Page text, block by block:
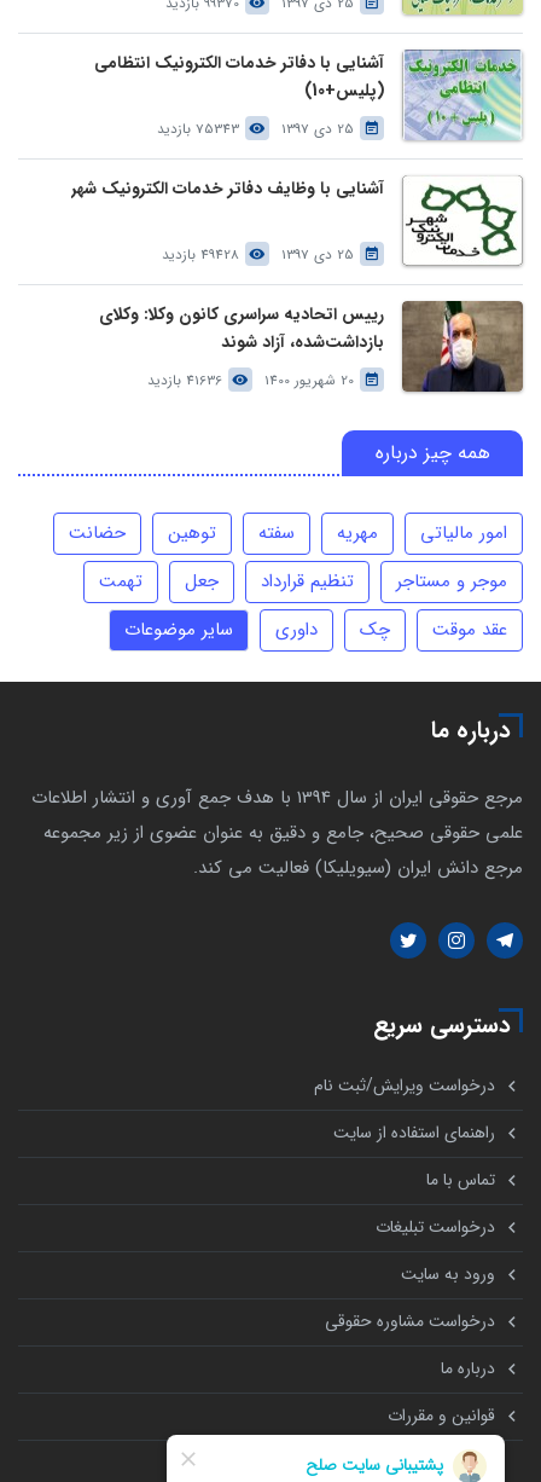
آشنایی با دفاتر خدمات الکترونیک انتظامی
(پلیس+10)
25 دی 1397 75343 بازدید
آشنایی با وظایف دفاتر خدمات الکترونیک شهر
25 دی 1397 49428 بازدید
رییس اتحادیه سراسری کانون وکلا: وکلای
بازداشت‌شده، آزاد شوند
20 شهریور 1400 41636 بازدید
همه چیز درباره
امور مالیاتی مهریه سفته توهین
حضانت
موجر و مستاجر
تنظیم قرارداد جعل
تهمت
عقد موقت
چک داوری سایر موضوعات
درباره ما
مرجع حقوقی ایران از سال 1394 با هدف جمع آوری و انتشار اطلاعات
علمی حقوقی صحیح، جامع و دقیق به عنوان عضوی از زیر مجموعه
مرجع دانش ایران (سیویلیکا) فعالیت می کند.
دسترسی سریع
درخواست ویرایش/ثبت نام
راهنمای استفاده از سایت
تماس با ما
درخواست تبلیغات
ورود به سایت
درخواست مشاوره حقوقی
درباره ما
قوانین و مقررات